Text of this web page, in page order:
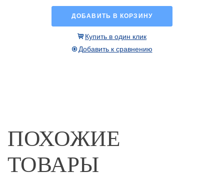
ДОБАВИТЬ В КОРЗИНУ
Купить в один клик
Добавить к сравнению
ПОХОЖИЕ
ТОВАРЫ